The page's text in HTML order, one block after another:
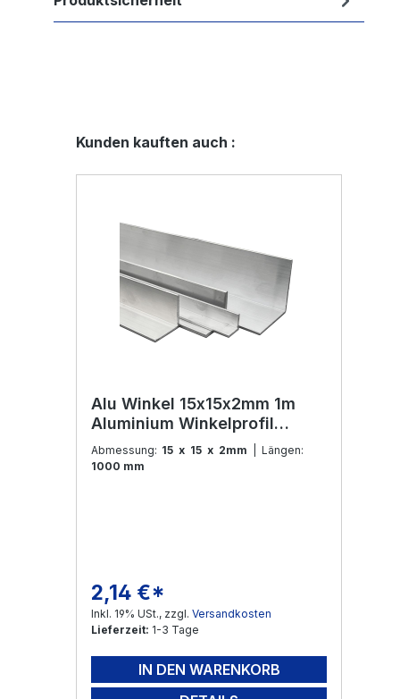
Produktgalerie überspringen
Kunden kauften auch :
Alu Winkel 15x15x2mm 1m
Aluminium Winkelprofil
Aluleiste Winkelleiste
Eckprofil Modellbau und
Abmessung: 15 x 15 x 2mm
| Längen:
1000 mm
Regulärer Preis:
2,14 €*
Inkl. 19% USt., zzgl. Versandkosten
Lieferzeit: 1-3 Tage
IN DEN WARENKORB